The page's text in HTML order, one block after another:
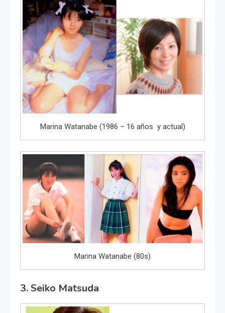
Marina Watanabe (1986 – 16 años y actual)
Marina Watanabe (80s)
3. Seiko Matsuda